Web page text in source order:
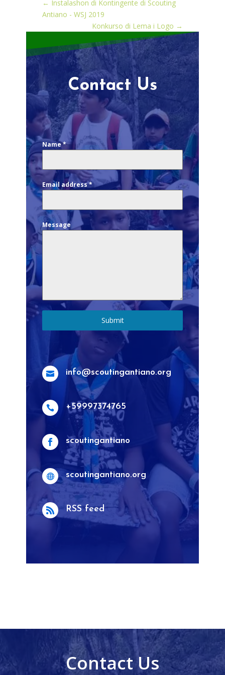
← Instalashon di Kontingente di Scouting
Antiano - WSJ 2019
Konkurso di Lema i Logo →
Contact Us
Name*
Email address*
Message
Submit
 info@scoutingantiano.org
 +59997374765
 scoutingantiano
 scoutingantiano.org
 RSS feed
Contact Us